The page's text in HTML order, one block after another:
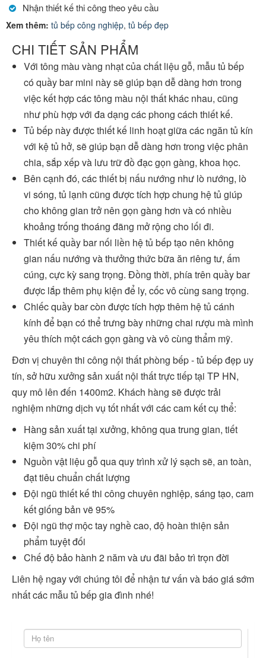
Nhận thiết kế thi công theo yêu cầu
Xem thêm: tủ bếp công nghiệp, tủ bếp đẹp
CHI TIẾT SẢN PHẨM
Với tông màu vàng nhạt của chất liệu gỗ, mẫu tủ bếp
có quầy bar mini này sẽ giúp bạn dễ dàng hơn trong
việc kết hợp các tông màu nội thất khác nhau, cũng
như phù hợp với đa dạng các phong cách thiết kế.
Tủ bếp này được thiết kế linh hoạt giữa các ngăn tủ kín
với kệ tủ hở, sẽ giúp bạn dễ dàng hơn trong việc phân
chia, sắp xếp và lưu trữ đồ đạc gọn gàng, khoa học.
Bên cạnh đó, các thiết bị nấu nướng như lò nướng, lò
vi sóng, tủ lạnh cũng được tích hợp chung hệ tủ giúp
cho không gian trở nên gọn gàng hơn và có nhiều
khoảng trống thoáng đãng mở rộng cho lối đi.
Thiết kế quầy bar nối liền hệ tủ bếp tạo nên không
gian nấu nướng và thưởng thức bữa ăn riêng tư, ấm
cúng, cực kỳ sang trọng. Đồng thời, phía trên quầy bar
được lắp thêm phụ kiện để ly, cốc vô cùng sang trọng.
Chiếc quầy bar còn được tích hợp thêm hệ tủ cánh
kính để bạn có thể trưng bày những chai rượu mà mình
yêu thích một cách gọn gàng và vô cùng thẩm mỹ.
Đơn vị chuyên thi công nội thất phòng bếp - tủ bếp đẹp uy
tín, sở hữu xưởng sản xuất nội thất trực tiếp tại TP HN,
quy mô lên đến 1400m2. Khách hàng sẽ được trải
nghiệm những dịch vụ tốt nhất với các cam kết cụ thể:
Hàng sản xuất tại xưởng, không qua trung gian, tiết
kiệm 30% chi phí
Nguồn vật liệu gỗ qua quy trình xử lý sạch sẽ, an toàn,
đạt tiêu chuẩn chất lượng
Đội ngũ thiết kế thi công chuyên nghiệp, sáng tạo, cam
kết giống bản vẽ 95%
Đội ngũ thợ mộc tay nghề cao, độ hoàn thiện sản
phẩm tuyệt đối
Chế độ bảo hành 2 năm và ưu đãi bảo trì trọn đời
Liên hệ ngay với chúng tôi để nhận tư vấn và báo giá sớm
nhất các mẫu tủ bếp gia đình nhé!